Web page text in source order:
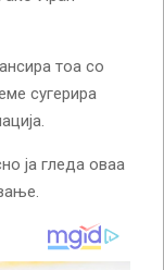
тоа со
сугерира
ја гледа оваа